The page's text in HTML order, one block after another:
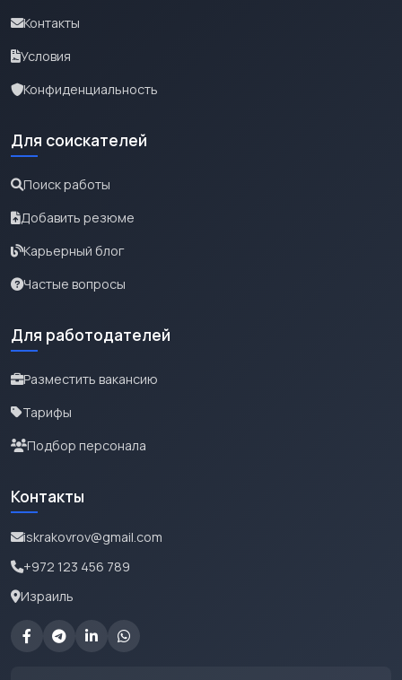
Контакты
Условия
Конфиденциальность
Для соискателей
Поиск работы
Добавить резюме
Карьерный блог
Частые вопросы
Для работодателей
Разместить вакансию
Тарифы
Подбор персонала
Контакты
iskrakovrov@gmail.com
+972 123 456 789
Израиль